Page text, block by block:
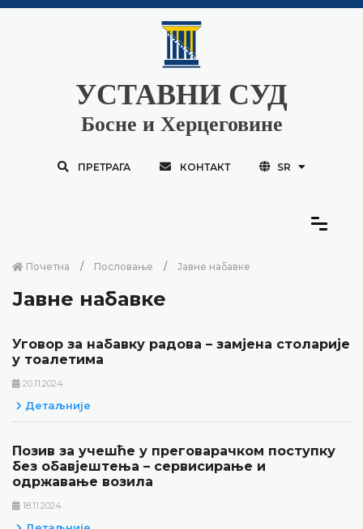
УСТАВНИ СУД
Босне и Херцеговине
ПРЕТРАГА КОНТАКТ SR
Почетна Пословање Јавне набавке
Јавне набавке
Уговор за набавку радова – замјена столарије
у тоалетима
20.11.2024.
Детаљније
Позив за учешће у преговарачком поступку
без обавјештења – сервисирање и
одржавање возила
18.11.2024.